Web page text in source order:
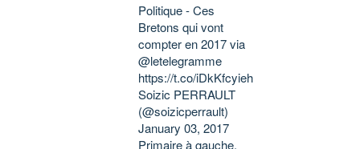
Politique - Ces
Bretons qui vont
compter en 2017 via
@letelegramme
https://t.co/iDkKfcyieh
Soizic PERRAULT
(@soizicperrault)
January 03, 2017
Primaire à gauche,